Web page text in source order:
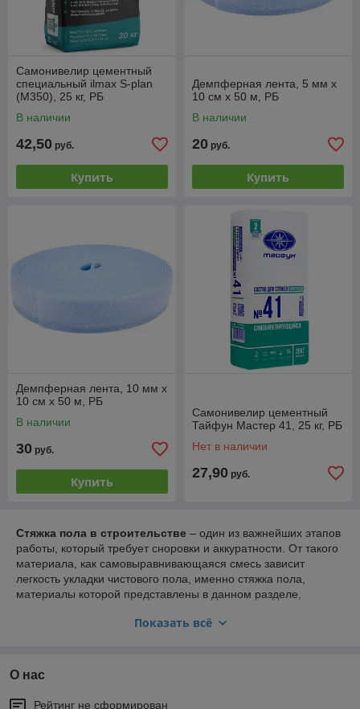
Самонивелир цементный
специальный ilmax S-plan
(М350), 25 кг, РБ
В наличии
42,50 руб.
Купить
Демпферная лента, 5 мм х
10 см х 50 м, РБ
В наличии
20 руб.
Купить
Демпферная лента, 10 мм х
10 см х 50 м, РБ
В наличии
30 руб.
Купить
Самонивелир цементный
Тайфун Мастер 41, 25 кг, РБ
Нет в наличии
27,90 руб.
Стяжка пола в строительстве – один из важнейших этапов
работы, который требует сноровки и аккуратности. От такого
материала, как самовыравнивающаяся смесь зависит
легкость укладки чистового пола, именно стяжка пола,
материалы которой представлены в данном разделе,
прочной и надежной будет вся конструкция полов в целом.
видах и характеристиках. Купить смесь для стяжки проще
осуществляем доставку в любой город Беларуси по
Показать всё
О нас
Рейтинг не сформирован